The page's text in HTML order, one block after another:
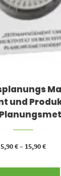
und
5,90€– 15,90€